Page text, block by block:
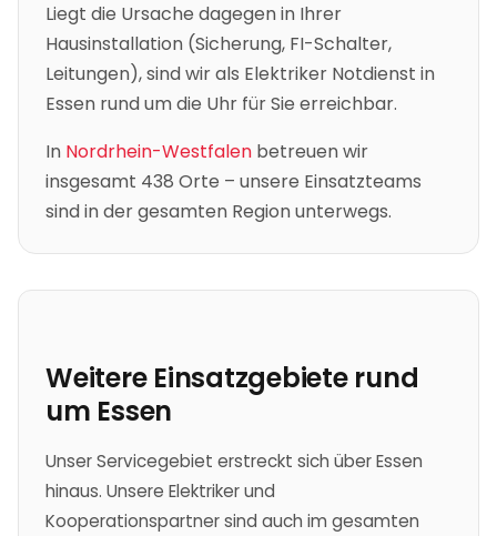
Liegt die Ursache dagegen in Ihrer
Hausinstallation (Sicherung, FI-Schalter,
Leitungen), sind wir als Elektriker Notdienst in
Essen rund um die Uhr für Sie erreichbar.
In Nordrhein-Westfalen betreuen wir
insgesamt 438 Orte – unsere Einsatzteams
sind in der gesamten Region unterwegs.
Weitere Einsatzgebiete rund
um Essen
Unser Servicegebiet erstreckt sich über Essen
hinaus. Unsere Elektriker und
Kooperationspartner sind auch im gesamten